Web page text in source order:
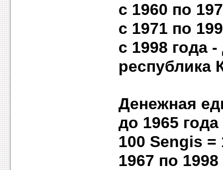
с 1960 по
с 1971 по
с 1998 года
республика
до 1965 года
100
1967 по 1998